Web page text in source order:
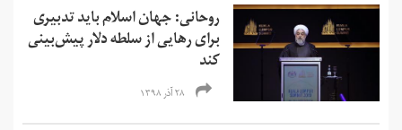
روحانی: جهان اسلام باید تدبیری
برای رهایی از سلطه دلار پیش‌بینی
کند
۲۸ آذر ۱۳۹۸